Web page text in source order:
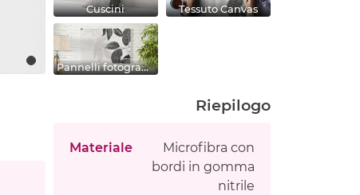
Cuscini Tessuto Canvas
Pannelli fotografici
Riepilogo
Materiale
Microfibra con
bordi in gomma
nitrile